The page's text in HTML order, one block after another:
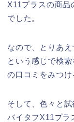
X11プラスの商品
でした。
なので、とりあ
という感じで検
の口コミをみつけ
そして、色々と
バイタフX11プラ